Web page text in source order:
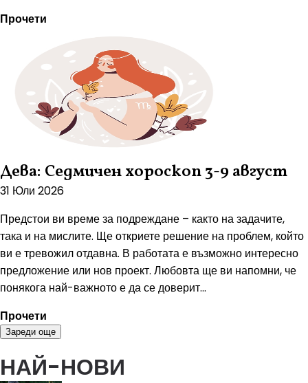
Прочети
Дева: Седмичен хороскоп 3-9 август
31 Юли 2026
Предстои ви време за подреждане – както на задачите,
така и на мислите. Ще откриете решение на проблем, който
ви е тревожил отдавна. В работата е възможно интересно
предложение или нов проект. Любовта ще ви напомни, че
понякога най-важното е да се доверит...
Прочети
Зареди още
НАЙ-НОВИ